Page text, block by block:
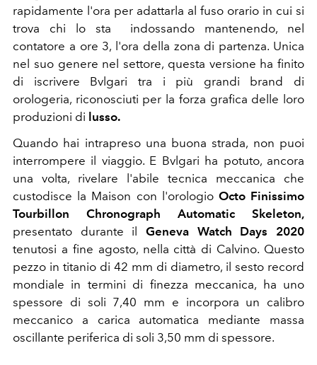
rapidamente l'ora per adattarla al fuso orario in cui si
trova chi lo sta indossando mantenendo, nel
contatore a ore 3, l'ora della zona di partenza. Unica
nel suo genere nel settore, questa versione ha finito
di iscrivere Bvlgari tra i più grandi brand di
orologeria, riconosciuti per la forza grafica delle loro
produzioni di lusso.
Quando hai intrapreso una buona strada, non puoi
interrompere il viaggio. E Bvlgari ha potuto, ancora
una volta, rivelare l'abile tecnica meccanica che
custodisce la Maison con l'orologio Octo Finissimo
Tourbillon Chronograph Automatic Skeleton,
presentato durante il Geneva Watch Days 2020
tenutosi a fine agosto, nella città di Calvino. Questo
pezzo in titanio di 42 mm di diametro, il sesto record
mondiale in termini di finezza meccanica, ha uno
spessore di soli 7,40 mm e incorpora un calibro
meccanico a carica automatica mediante massa
oscillante periferica di soli 3,50 mm di spessore.